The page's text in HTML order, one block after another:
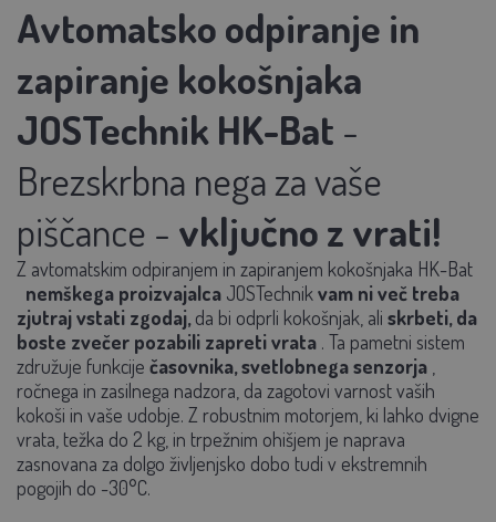
Avtomatsko odpiranje in
zapiranje kokošnjaka
JOSTechnik HK-Bat -
Brezskrbna nega za vaše
piščance - vključno z vrati!
Z avtomatskim odpiranjem in zapiranjem kokošnjaka HK-Bat
nemškega proizvajalca JOSTechnik vam ni več treba
zjutraj vstati zgodaj, da bi odprli kokošnjak, ali skrbeti, da
boste zvečer pozabili zapreti vrata . Ta pametni sistem
združuje funkcije časovnika, svetlobnega senzorja
ročnega in zasilnega nadzora, da zagotovi varnost vaših
kokoši in vaše udobje. Z robustnim motorjem, ki lahko dvigne
vrata, težka do 2 kg, in trpežnim ohišjem je naprava
zasnovana za dolgo življenjsko dobo tudi v ekstremnih
pogojih do -30°C.